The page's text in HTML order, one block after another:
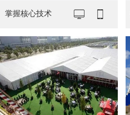
掌握核心技术